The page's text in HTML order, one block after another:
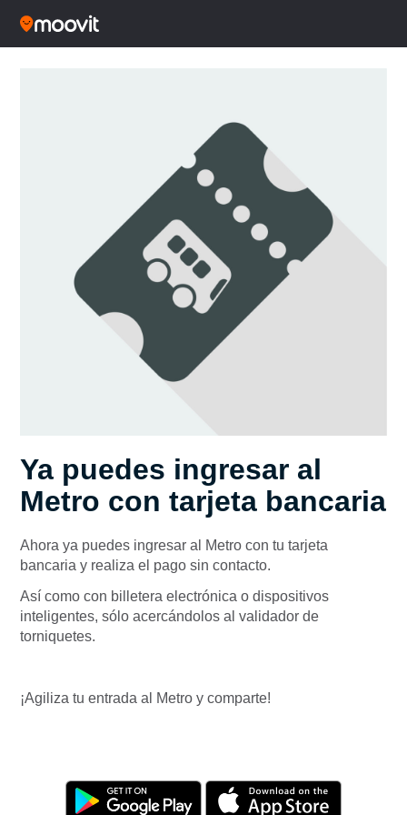
Ya puedes ingresar al
Metro con tarjeta bancaria
Ahora ya puedes ingresar al Metro con tu tarjeta
bancaria y realiza el pago sin contacto.
Así como con billetera electrónica o dispositivos
inteligentes, sólo acercándolos al validador de
torniquetes.
¡Agiliza tu entrada al Metro y comparte!